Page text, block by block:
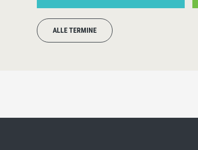
ALLE TERMINE